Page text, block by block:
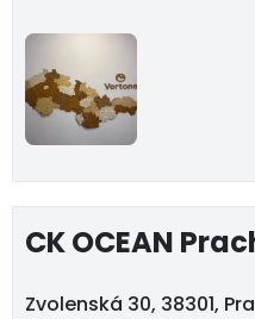
CK OCEAN
Zvolenská 30, 38301,